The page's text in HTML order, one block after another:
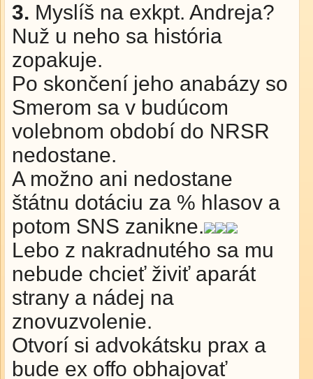
3. Myslíš na exkpt. Andreja?
Nuž u neho sa história
zopakuje.
Po skončení jeho anabázy so
Smerom sa v budúcom
volebnom období do NRSR
nedostane.
A možno ani nedostane
štátnu dotáciu za % hlasov a
potom SNS zanikne.
Lebo z nakradnutého sa mu
nebude chcieť živiť aparát
strany a nádej na
znovuzvolenie.
Otvorí si advokátsku prax a
bude ex offo obhajovať